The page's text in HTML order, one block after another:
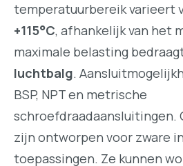
temperatuurbereik varieert
+115°C, afhankelijk van het
maximale belasting
luchtbalg.
BSP, NPT en metrische
schroefdraadaansluitingen.
zijn ontworpen voor zware
toepassingen. Ze kunnen